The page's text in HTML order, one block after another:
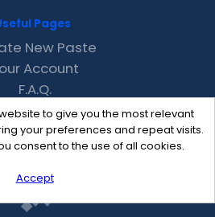
to give you the most relevant
your preferences and repeat visits.
consent to the use of all cookies.
Accept
Pages
New Paste
Account
F.A.Q.
Recent
Contact